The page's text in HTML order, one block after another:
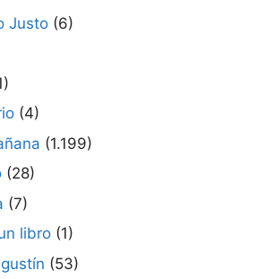
Justo (6)
(4)
(1.199)
(28)
(7)
libro (1)
(53)